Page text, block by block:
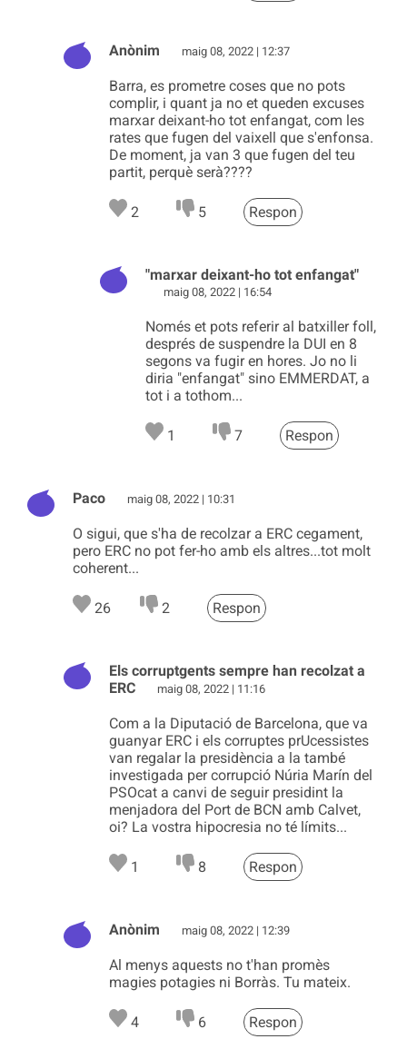
Anònim maig 08, 2022 | 12:37
Barra, es prometre coses que no pots
complir, i quant ja no et queden excuses
marxar deixant-ho tot enfangat, com les
rates que fugen del vaixell que s'enfonsa.
De moment, ja van 3 que fugen del teu
partit, perquè serà????
2 5 Respon
"marxar deixant-ho tot enfangat"
maig 08, 2022 | 16:54
Només et pots referir al batxiller foll,
després de suspendre la DUI en 8
segons va fugir en hores. Jo no li
diria "enfangat" sino EMMERDAT, a
tot i a tothom...
1 7 Respon
Paco maig 08, 2022 | 10:31
O sigui, que s'ha de recolzar a ERC cegament,
pero ERC no pot fer-ho amb els altres...tot molt
coherent...
26 2 Respon
Els corruptgents sempre han recolzat a
ERC
maig 08, 2022 | 11:16
Com a la Diputació de Barcelona, que va
guanyar ERC i els corruptes prUcessistes
van regalar la presidència a la també
investigada per corrupció Núria Marín del
PSOcat a canvi de seguir presidint la
menjadora del Port de BCN amb Calvet,
oi? La vostra hipocresia no té límits...
1 8 Respon
Anònim maig 08, 2022 | 12:39
Al menys aquests no t'han promès
magies potagies ni Borràs. Tu mateix.
4 6 Respon